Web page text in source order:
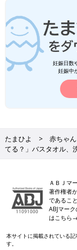
妊娠日数
妊娠中
たまひよ 赤ちゃ
てる？」バスタオル、
ＡＢＪマ
著作権者
であるこ
ABJマー
はこち
本サイトに掲載されている
す。